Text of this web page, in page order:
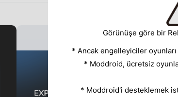
Görünüşe göre bir
* Ancak engelleyiciler
* Moddroid, ücretsiz
* Moddroid'i desteklemek